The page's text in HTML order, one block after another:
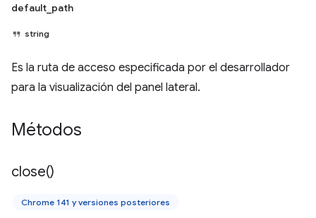
default_path
string
Es la ruta de acceso especificada por el desarrollador
para la visualización del panel lateral.
Métodos
close()
Chrome 141 y versiones posteriores